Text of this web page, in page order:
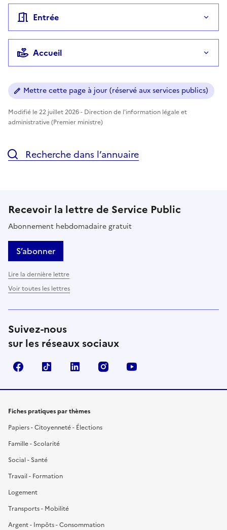
Entrée
Accueil
Mettre cette page à jour (réservé aux services publics)
Modifié le 22 juillet 2026 - Direction de l'information légale et
administrative (Premier ministre)
Recherche dans l’annuaire
Recevoir la lettre de Service Public
Abonnement hebdomadaire gratuit
S’abonner
Lire la dernière lettre
Voir toutes les lettres
Suivez-nous
sur les réseaux sociaux
FacebookTikTok LinkedIn Instagram
Fiches pratiques par thèmes
Papiers - Citoyenneté - Élections
Famille - Scolarité
Social - Santé
Travail - Formation
Logement
Transports - Mobilité
Argent - Impôts - Consommation